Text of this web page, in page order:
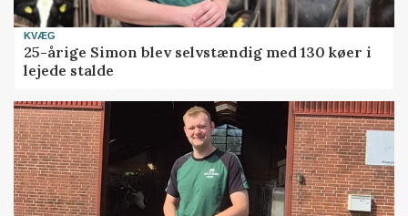
KVÆG
25-årige Simon blev selvstændig med 130 køer i
lejede stalde